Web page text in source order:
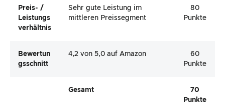
Preis- /
Leistungs
Verhältnis
Sehr gute Leistung im
mittleren Preissegment
80
Punkte
Bewertun
Gsschnitt
4,2 von 5,0 auf Amazon
60
Punkte
Gesamt
70
Punkte